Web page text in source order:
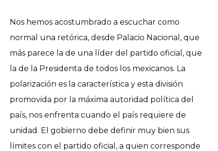
Nos hemos acostumbrado a escuchar como
normal una retórica, desde Palacio Nacional, que
más parece la de una líder del partido oficial, que
la de la Presidenta de todos los mexicanos. La
polarización es la característica y esta división
promovida por la máxima autoridad política del
país, nos enfrenta cuando el país requiere de
unidad. El gobierno debe definir muy bien sus
límites con el partido oficial, a quien corresponde